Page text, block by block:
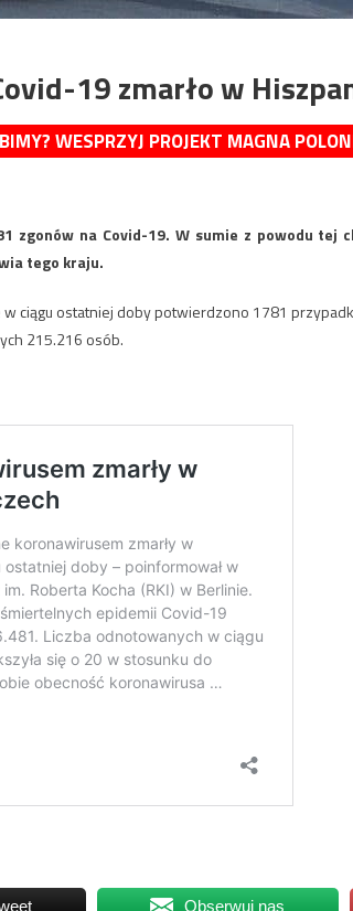
19 zmarło w
WESPRZYJ PROJEKT MAGNA
zgonów na Covid-19. W sumie z powodu tej
tego kraju.
ciągu ostatniej doby potwierdzono 1781
215.216 osób.
Obserwuj nas